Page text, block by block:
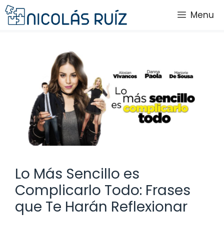
Saltar
al
Menu
Lo Más Sencillo es
Complicarlo Todo: Frases
que Te Harán Reflexionar